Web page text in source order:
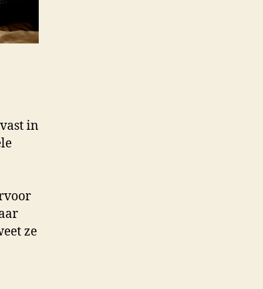
in
ze